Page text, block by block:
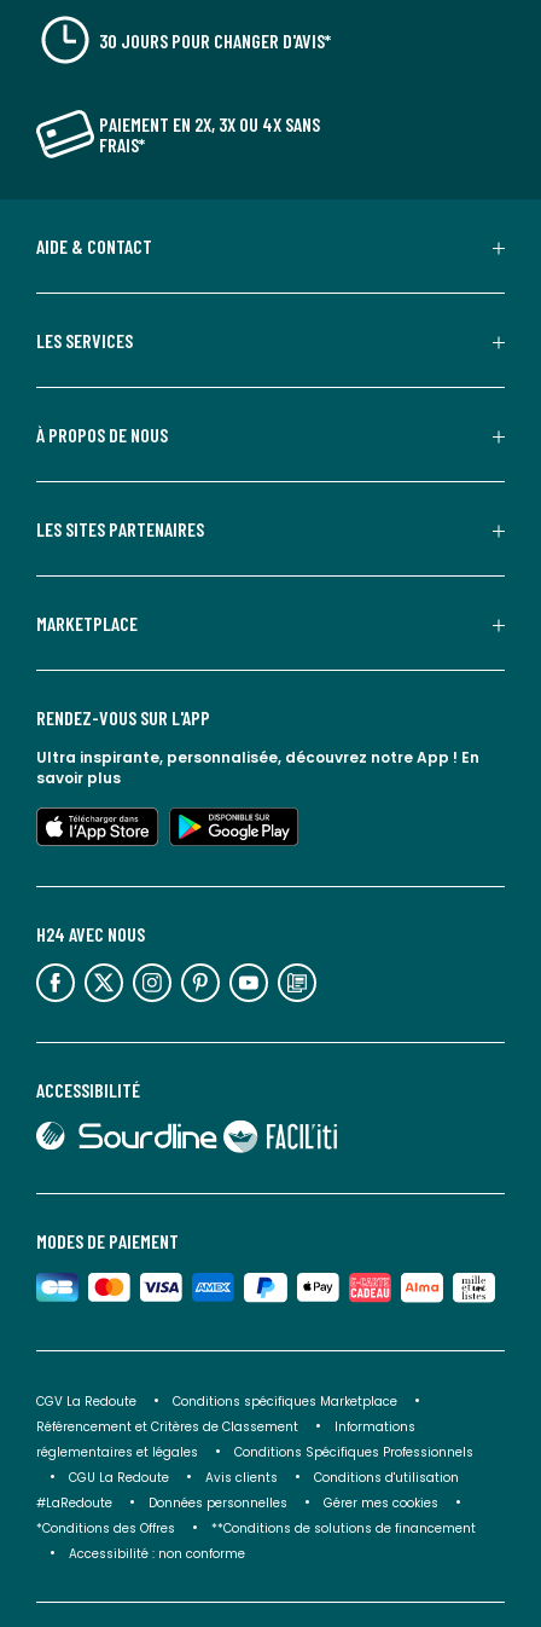
30 JOURS POUR CHANGER D'AVIS*
PAIEMENT EN 2X, 3X OU 4X SANS
FRAIS*
AIDE & CONTACT
LES SERVICES
À PROPOS DE NOUS
LES SITES PARTENAIRES
MARKETPLACE
MODES DE PAIEMENT
ACCESSIBILITÉ
lien vers Sourdline
lien vers Faciliti
H24 AVEC NOUS
lien vers l'espace réseaux sociaux lien vers l'espace réseaux sociaux lien vers l'espace réseaux sociaux lien vers l'espace réseaux sociaux lien vers l'espace réseaux sociaux lien vers le blog la redoute
RENDEZ-VOUS SUR L'APP
Ultra inspirante, personnalisée, découvrez notre App ! En
savoir plus
lien vers l'app store
lien vers google play
CGV La Redoute
Conditions spécifiques Marketplace
Référencement et Critères de Classement
Informations
réglementaires et légales
Conditions Spécifiques Professionnels
CGU La Redoute
Avis clients
Conditions d'utilisation
#LaRedoute
Données personnelles
Gérer mes cookies
*Conditions des Offres
**Conditions de solutions de financement
Accessibilité : non conforme